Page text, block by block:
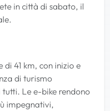
in città di sabato, il
41 km, con inizio e
di turismo
Le e-bike rendono
impegnativi,